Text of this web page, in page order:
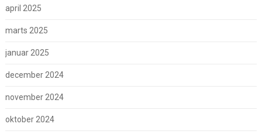
april 2025
marts 2025
januar 2025
december 2024
november 2024
oktober 2024